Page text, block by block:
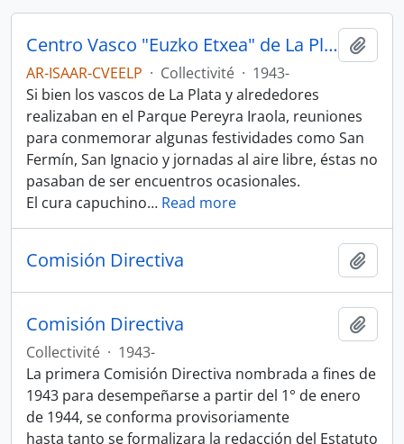
Centro Vasco "Euzko Etxea" de La Plata
AR-ISAAR-CVEELP · Collectivité · 1943-
Si bien los vascos de La Plata y alrededores
realizaban en el Parque Pereyra Iraola, reuniones
para conmemorar algunas festividades como San
Fermín, San Ignacio y jornadas al aire libre, éstas no
pasaban de ser encuentros ocasionales.
El cura capuchino… Read more
Comisión Directiva
Comisión Directiva
Collectivité · 1943-
La primera Comisión Directiva nombrada a fines de
1943 para desempeñarse a partir del 1° de enero
de 1944, se conforma provisoriamente
hasta tanto se formalizara la redacción del Estatuto